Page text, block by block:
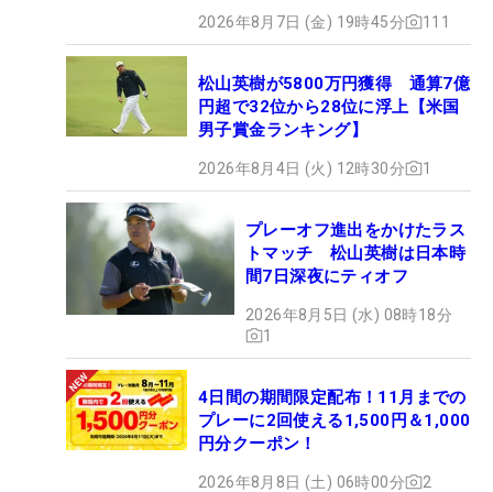
2026年8月7日 (金) 19時45分 111
松山英樹が5800万円獲得 通算7億
円超で32位から28位に浮上【米国
男子賞金ランキング】
2026年8月4日 (火) 12時30分 1
プレーオフ進出をかけたラス
トマッチ 松山英樹は日本時
間7日深夜にティオフ
2026年8月5日 (水) 08時18分
1
4日間の期間限定配布！11月までの
プレーに2回使える1,500円＆1,000
円分クーポン！
2026年8月8日 (土) 06時00分 2